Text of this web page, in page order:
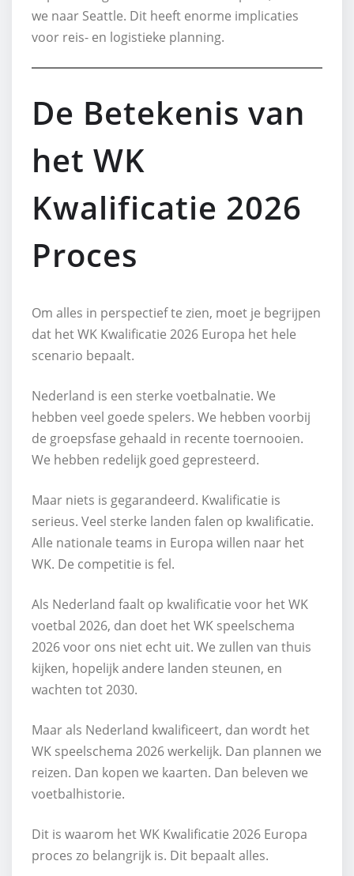
we naar Seattle. Dit heeft enorme implicaties
voor reis- en logistieke planning.
De Betekenis van
het WK
Kwalificatie 2026
Proces
Om alles in perspectief te zien, moet je begrijpen
dat het WK Kwalificatie 2026 Europa het hele
scenario bepaalt.
Nederland is een sterke voetbalnatie. We
hebben veel goede spelers. We hebben voorbij
de groepsfase gehaald in recente toernooien.
We hebben redelijk goed gepresteerd.
Maar niets is gegarandeerd. Kwalificatie is
serieus. Veel sterke landen falen op kwalificatie.
Alle nationale teams in Europa willen naar het
WK. De competitie is fel.
Als Nederland faalt op kwalificatie voor het WK
voetbal 2026, dan doet het WK speelschema
2026 voor ons niet echt uit. We zullen van thuis
kijken, hopelijk andere landen steunen, en
wachten tot 2030.
Maar als Nederland kwalificeert, dan wordt het
WK speelschema 2026 werkelijk. Dan plannen we
reizen. Dan kopen we kaarten. Dan beleven we
voetbalhistorie.
Dit is waarom het WK Kwalificatie 2026 Europa
proces zo belangrijk is. Dit bepaalt alles.